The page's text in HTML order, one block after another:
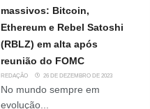
massivos: Bitcoin,
Ethereum e Rebel Satoshi
(RBLZ) em alta após
reunião do FOMC
REDAÇÃO 26 DE DEZEMBRO DE 2023
No mundo sempre em
evolução...